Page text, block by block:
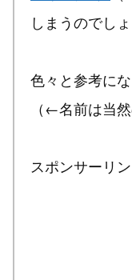
しまうのでし
色々と参考に
（←名前は当
スポンサーリ